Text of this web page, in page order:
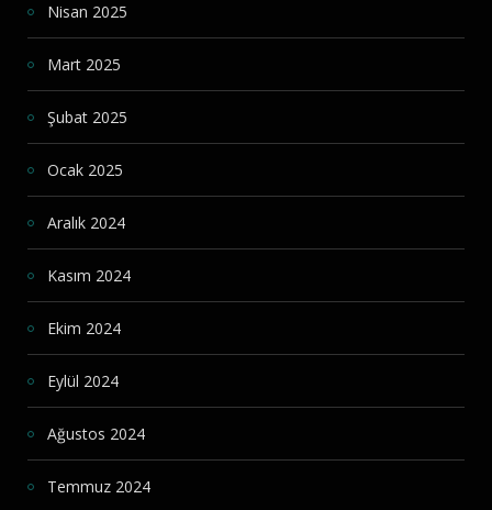
Nisan 2025
Mart 2025
Şubat 2025
Ocak 2025
Aralık 2024
Kasım 2024
Ekim 2024
Eylül 2024
Ağustos 2024
Temmuz 2024